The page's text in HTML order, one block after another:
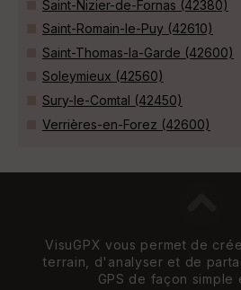
Saint-Nizier-de-Fornas (42380)
Saint-Romain-le-Puy (42610)
Saint-Thomas-la-Garde (42600)
Soleymieux (42560)
Sury-le-Comtal (42450)
Verrières-en-Forez (42600)
VisuGPX vous permet de
terrain, d'analyser et de
GPS de façon simple